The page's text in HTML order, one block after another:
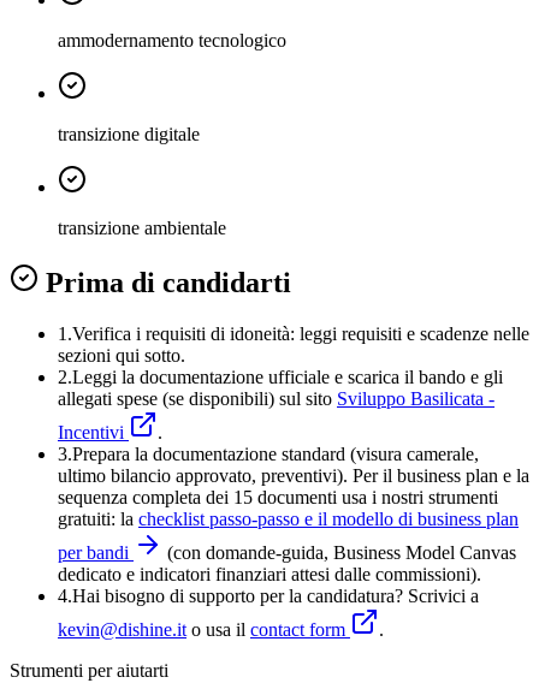
ammodernamento tecnologico
transizione digitale
transizione ambientale
Prima di candidarti
1.Verifica i requisiti di idoneità: leggi requisiti e scadenze nelle
sezioni qui sotto.
2.Leggi la documentazione ufficiale e scarica il bando e gli
allegati spese (se disponibili) sul sito Sviluppo Basilicata -
Incentivi
.
3.Prepara la documentazione standard (visura camerale,
ultimo bilancio approvato, preventivi). Per il business plan e la
sequenza completa dei 15 documenti usa i nostri strumenti
gratuiti: la checklist passo-passo e il modello di business plan
per bandi
(con domande-guida, Business Model Canvas
dedicato e indicatori finanziari attesi dalle commissioni).
4.Hai bisogno di supporto per la candidatura? Scrivici a
kevin@dishine.it o usa il contact form
.
Strumenti per aiutarti